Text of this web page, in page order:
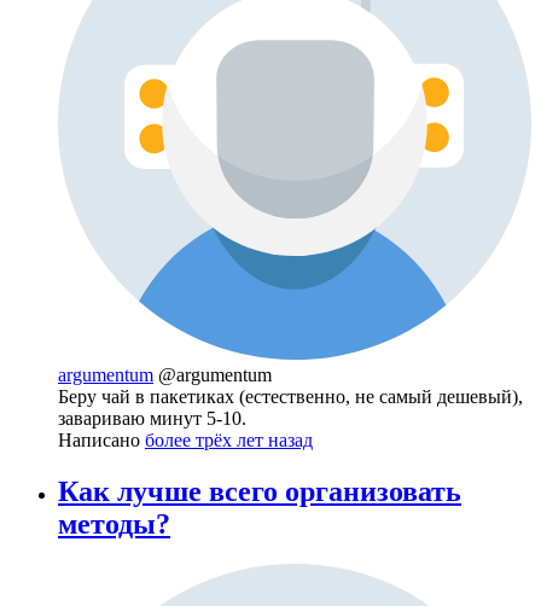
argumentum @argumentum
Беру чай в пакетиках (естественно, не самый дешевый),
завариваю минут 5-10.
Написано более трёх лет назад
Как лучше всего организовать
методы?